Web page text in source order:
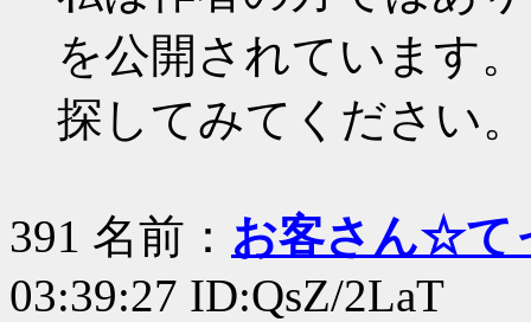
を公開されています。
探してみてください。
391 名前： お客さん☆て
03:39:27 ID:QsZ/2LaT